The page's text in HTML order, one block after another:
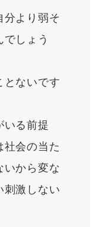
分より弱そ
しょう
とないです
いる前提
会の当た
いから変な
刺激しない